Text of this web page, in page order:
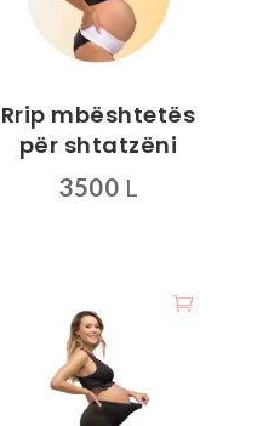
Rrip mbështetës
për shtatzëni
3500 L